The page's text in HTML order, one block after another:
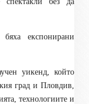
експонирани
уикенд, който
град и Пловдив,
технологиите и